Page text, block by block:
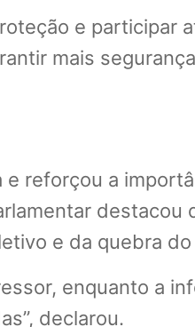
e participar
mais
reforçou a
destacou
e da quebra
enquanto a
declarou.